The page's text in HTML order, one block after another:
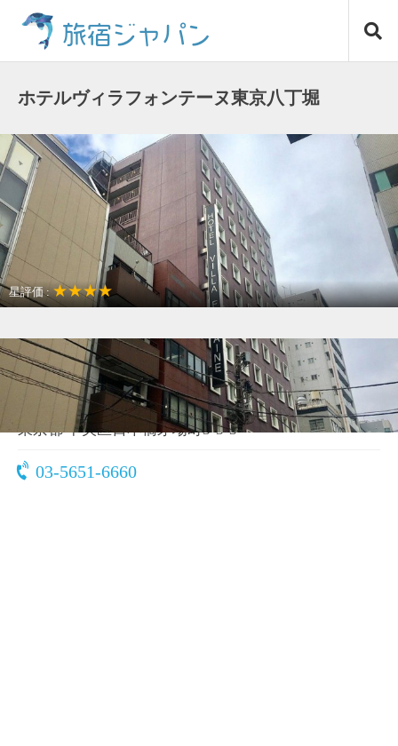
ス
キ
ッ
プ
旅宿ジャパン
ホテルヴィラフォンテーヌ東京八丁堀
星評価 :★★★★
アクセスが良い
〒103-0025
東京都 中央区日本橋茅場町3-3-3
03-5651-6660